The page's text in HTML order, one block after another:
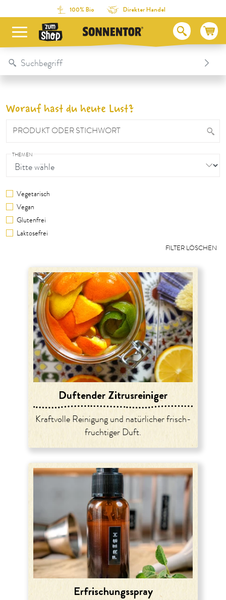
Direkt zum Inhalt
Zum Inhaltsverzeichnis
Direkt zum Menü 100% Bio Direkter Handel
Table Of Content
Worauf hast du heute Lust?
PRODUKT ODER STICHWORT
THEMEN
Vegetarisch
Vegan
Glutenfrei
Laktosefrei
FILTER LÖSCHEN
Duftender Zitrusreiniger
Kraftvolle Reinigung und natürlicher frisch-
fruchtiger Duft.
Erfrischungsspray